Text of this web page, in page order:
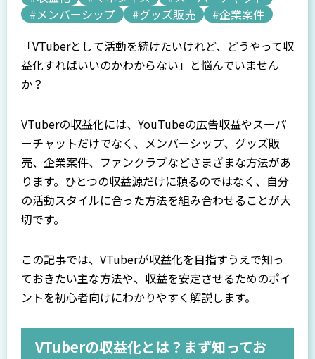
#メンバーシップ
#グッズ販売
#企業案件
「VTuberとして活動を続けたいけれど、どうやって収
益化すればいいのかわからない」と悩んでいません
か？
VTuberの収益化には、YouTubeの広告収益やスーパ
ーチャットだけでなく、メンバーシップ、グッズ販
売、企業案件、ファンクラブなどさまざまな方法があ
ります。ひとつの収益源だけに頼るのではなく、自分
の活動スタイルに合った方法を組み合わせることが大
切です。
この記事では、VTuberが収益化を目指すうえで知っ
ておきたい主な方法や、収益を安定させるためのポイ
ントを初心者向けにわかりやすく解説します。
VTuberの収益化とは？まず知ってお